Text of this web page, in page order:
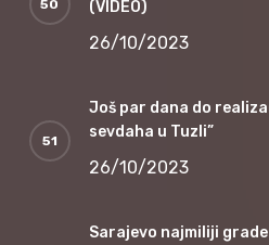
(VIDEO)
26/10/2023
Još par dana do
sevdaha u Tuzli”
26/10/2023
Sarajevo najmiliji